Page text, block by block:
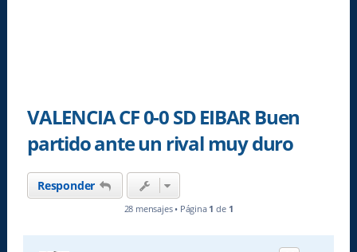
VALENCIA CF 0-0 SD EIBAR Buen
partido ante un rival muy duro
Responder
28 mensajes • Página 1 de 1